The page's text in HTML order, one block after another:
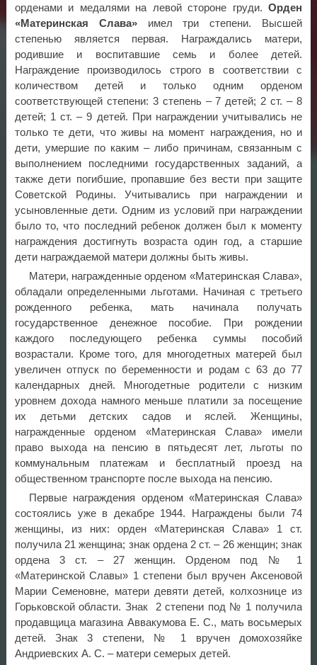
орденами и медалями на левой стороне груди. Орден
«Материнская Слава» имел три степени. Высшей
степенью является первая. Награждались матери,
родившие и воспитавшие семь и более детей.
Награждение производилось строго в соответствии с
количеством детей и только одним орденом
соответствующей степени: 3 степень – 7 детей; 2 ст. – 8
детей; 1 ст. – 9 детей. При награждении учитывались не
только те дети, что живы на момент награждения, но и
дети, умершие по каким – либо причинам, связанным с
выполнением последними государственных заданий, а
также дети погибшие, пропавшие без вести при защите
Советской Родины. Учитывались при награждении и
усыновленные дети. Одним из условий при награждении
было то, что последний ребенок должен был к моменту
награждения достигнуть возраста один год, а старшие
дети награждаемой матери должны быть живы.
Матери, награжденные орденом «Материнская Слава»,
обладали определенными льготами. Начиная с третьего
рожденного ребенка, мать начинала получать
государственное денежное пособие. При рождении
каждого последующего ребенка суммы пособий
возрастали. Кроме того, для многодетных матерей был
увеличен отпуск по беременности и родам с 63 до 77
календарных дней. Многодетные родители с низким
уровнем дохода намного меньше платили за посещение
их детьми детских садов и яслей. Женщины,
награжденные орденом «Материнская Слава» имели
право выхода на пенсию в пятьдесят лет, льготы по
коммунальным платежам и бесплатный проезд на
общественном транспорте после выхода на пенсию.
Первые награждения орденом «Материнская Слава»
состоялись уже в декабре 1944. Награждены были 74
женщины, из них: орден «Материнская Слава» 1 ст.
получила 21 женщина; знак ордена 2 ст. – 26 женщин; знак
ордена 3 ст. – 27 женщин. Орденом под № 1
«Материнской Славы» 1 степени был вручен Аксеновой
Марии Семеновне, матери девяти детей, колхознице из
Горьковской области. Знак 2 степени под № 1 получила
продавщица магазина Аввакумова Е. С., мать восьмерых
детей. Знак 3 степени, № 1 вручен домохозяйке
Андриевских А. С. – матери семерых детей.